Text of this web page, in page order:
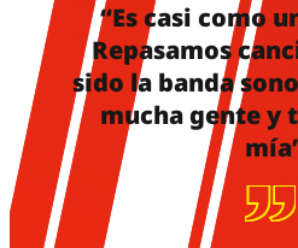
“Es casi como
Repasamos
sido la banda
mucha gente y